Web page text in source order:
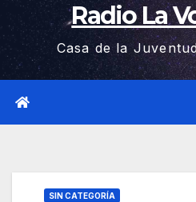
Radio La
Casa de la
SIN CATEGORÍA